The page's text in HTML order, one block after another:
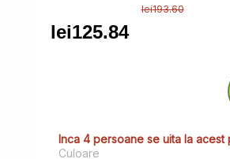
lei193.60
Prețul
lei193.60.
lei125.84
Prețul
Culoare
UV
Inca 4 persoane se uita la acest